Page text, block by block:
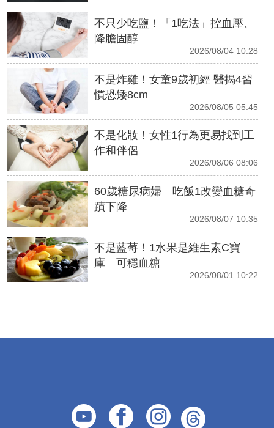
不只少吃鹽！「1吃法」控血壓、
降膽固醇
2026/08/04 10:28
不是炸雞！女童9歲初經 醫揭4習
慣恐矮8cm
2026/08/05 05:45
不是化妝！女性1行為更易找到工
作和伴侶
2026/08/06 08:06
60歲糖尿病婦 吃飯1改變血糖奇
蹟下降
2026/08/07 10:35
不是藍莓！1水果是維生素C寶
庫 可穩血糖
2026/08/01 10:22